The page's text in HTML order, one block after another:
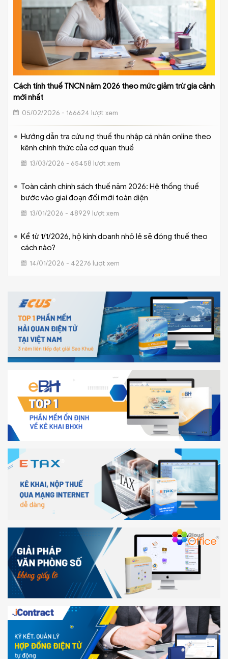
Cách tính thuế TNCN năm 2026 theo mức giảm trừ gia cảnh
mới nhất
05/02/2026 - 166624 lượt xem
Hướng dẫn tra cứu nợ thuế thu nhập cá nhân online theo
kênh chính thức của cơ quan thuế
13/03/2026 - 65458 lượt xem
Toàn cảnh chính sách thuế năm 2026: Hệ thống thuế
bước vào giai đoạn đổi mới toàn diện
13/01/2026 - 48929 lượt xem
Kể từ 1/1/2026, hộ kinh doanh nhỏ lẻ sẽ đóng thuế theo
cách nào?
14/01/2026 - 42276 lượt xem